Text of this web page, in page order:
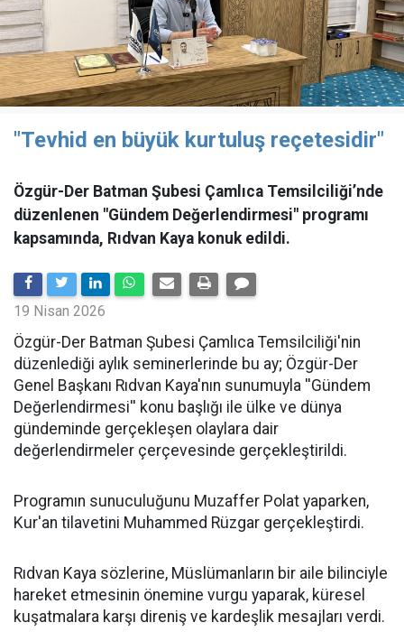
"Tevhid en büyük kurtuluş reçetesidir"
Özgür-Der Batman Şubesi Çamlıca Temsilciliği’nde
düzenlenen "Gündem Değerlendirmesi" programı
kapsamında, Rıdvan Kaya konuk edildi.
19 Nisan 2026
​Özgür-Der Batman Şubesi Çamlıca Temsilciliği'nin
düzenlediği aylık seminerlerinde bu ay; Özgür-Der
Genel Başkanı Rıdvan Kaya'nın sunumuyla ''Gündem
Değerlendirmesi'' konu başlığı ile ülke ve dünya
gündeminde gerçekleşen olaylara dair
değerlendirmeler çerçevesinde gerçekleştirildi.
Programın sunuculuğunu Muzaffer Polat yaparken,
Kur'an tilavetini Muhammed Rüzgar gerçekleştirdi.
Rıdvan Kaya sözlerine, Müslümanların bir aile bilinciyle
hareket etmesinin önemine vurgu yaparak, küresel
kuşatmalara karşı direniş ve kardeşlik mesajları verdi.